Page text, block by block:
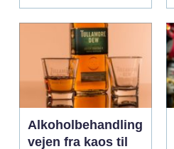
Alkoholbehandling
vejen fra kaos til